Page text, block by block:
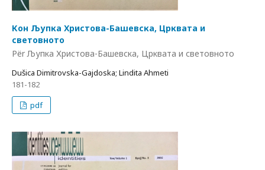
Кон Љупка Христова-Башевска, Црквата и
световното
Për Љупка Христова-Башевска, Црквата и световното
Dušica Dimitrovska-Gajdoska; Lindita Ahmeti
181-182
pdf